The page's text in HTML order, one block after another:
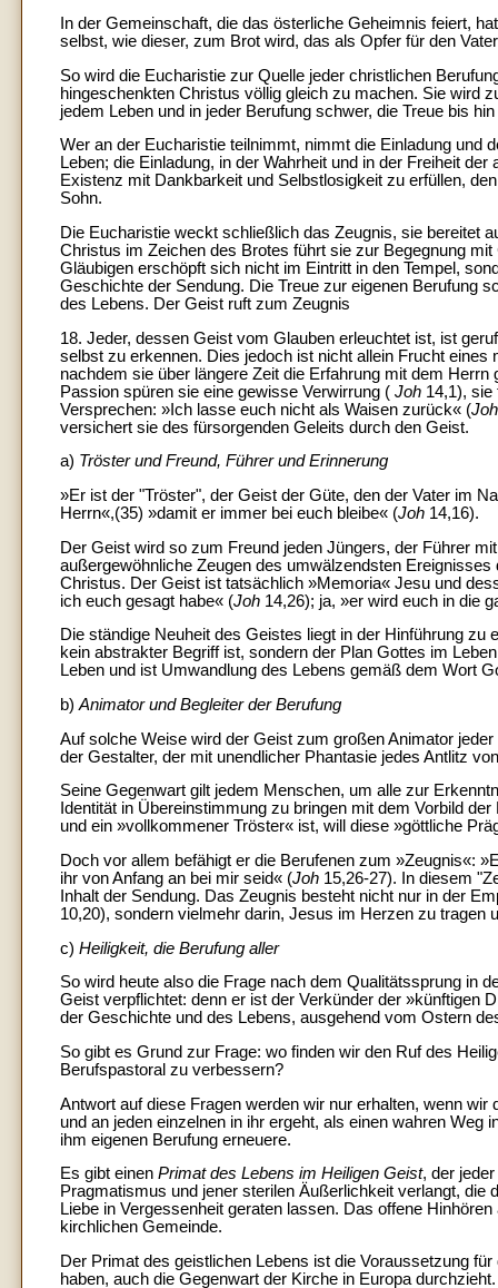
In der Gemeinschaft, die das österliche Geheimnis feiert,
selbst, wie dieser, zum Brot wird, das als Opfer für den
So wird die Eucharistie zur Quelle jeder christlichen
hingeschenkten Christus völlig gleich zu machen. Sie wird
jedem Leben und in jeder Berufung schwer, die Treue bis
Wer an der Eucharistie teilnimmt, nimmt die Einladung und
Leben; die Einladung, in der Wahrheit und in der Freiheit
Existenz mit Dankbarkeit und Selbstlosigkeit zu erfüllen,
Sohn.
Die Eucharistie weckt schließlich das Zeugnis, sie bereitet
Christus im Zeichen des Brotes führt sie zur Begegnung
Gläubigen erschöpft sich nicht im Eintritt in den Tempel,
Geschichte der Sendung. Die Treue zur eigenen Berufung
des Lebens. Der Geist ruft zum Zeugnis
18. Jeder, dessen Geist vom Glauben erleuchtet ist, ist
selbst zu erkennen. Dies jedoch ist nicht allein Frucht
nachdem sie über längere Zeit die Erfahrung mit dem
Passion spüren sie eine gewisse Verwirrung ( Joh 14,1), sie
Versprechen: »Ich lasse euch nicht als Waisen zurück« (
versichert sie des fürsorgenden Geleits durch den Geist.
a) Tröster und Freund, Führer und Erinnerung
»Er ist der "Tröster", der Geist der Güte, den der Vater im
Herrn«,(35) »damit er immer bei euch bleibe« (Joh 14,16).
Der Geist wird so zum Freund jeden Jüngers, der Führer
außergewöhnliche Zeugen des umwälzendsten
Christus. Der Geist ist tatsächlich »Memoria« Jesu und
ich euch gesagt habe« (Joh 14,26); ja, »er wird euch in die
Die ständige Neuheit des Geistes liegt in der Hinführung zu
kein abstrakter Begriff ist, sondern der Plan Gottes im
Leben und ist Umwandlung des Lebens gemäß dem Wort
b) Animator und Begleiter der Berufung
Auf solche Weise wird der Geist zum großen Animator
der Gestalter, der mit unendlicher Phantasie jedes Antlitz
Seine Gegenwart gilt jedem Menschen, um alle zur
Identität in Übereinstimmung zu bringen mit dem Vorbild
und ein »vollkommener Tröster« ist, will diese »göttliche
Doch vor allem befähigt er die Berufenen zum »Zeugnis«:
ihr von Anfang an bei mir seid« (Joh 15,26-27). In diesem
Inhalt der Sendung. Das Zeugnis besteht nicht nur in der
10,20), sondern vielmehr darin, Jesus im Herzen zu tragen
c) Heiligkeit, die Berufung aller
So wird heute also die Frage nach dem Qualitätssprung in
Geist verpflichtet: denn er ist der Verkünder der »künftigen
der Geschichte und des Lebens, ausgehend vom Ostern
So gibt es Grund zur Frage: wo finden wir den Ruf des
Berufspastoral zu verbessern?
Antwort auf diese Fragen werden wir nur erhalten, wenn
und an jeden einzelnen in ihr ergeht, als einen wahren
ihm eigenen Berufung erneuere.
Es gibt einen Primat des Lebens im Heiligen Geist, der
Pragmatismus und jener sterilen Äußerlichkeit verlangt,
Liebe in Vergessenheit geraten lassen. Das offene
kirchlichen Gemeinde.
Der Primat des geistlichen Lebens ist die Voraussetzung
haben, auch die Gegenwart der Kirche in Europa